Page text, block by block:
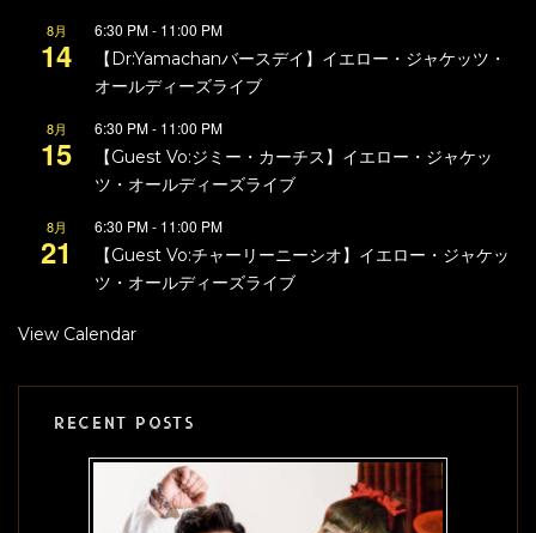
8月
14
6:30 PM- 11:00 PM
【Dr:Yamachanバースデイ】イエロー・ジャケッツ・
オールディーズライブ
8月
15
6:30 PM- 11:00 PM
【Guest Vo:ジミー・カーチス】イエロー・ジャケッ
ツ・オールディーズライブ
8月
21
6:30 PM- 11:00 PM
【Guest Vo:チャーリーニーシオ】イエロー・ジャケッ
ツ・オールディーズライブ
View Calendar
RECENT POSTS